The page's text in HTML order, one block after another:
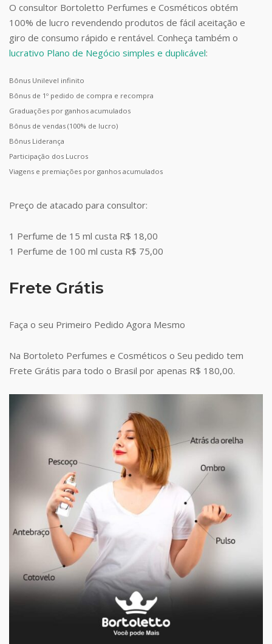
O consultor Bortoletto Perfumes e Cosméticos obtém
100% de lucro revendendo produtos de fácil aceitação e
giro de consumo rápido e rentável. Conheça também o
lucrativo Plano de Negócio simples e duplicável:
Bônus Unilevel infinito
Bônus de 1º pedido de compra e recompra
Graduações por ganhos acumulados
Bônus de vendas (100% de lucro)
Bônus Liderança
Participação dos Lucros
Viagens e premiações por ganhos acumulados
Preço de atacado para consultor:
1 Perfume de 15 ml custa R$ 18,00
1 Perfume de 100 ml custa R$ 75,00
Frete Grátis
Faça o seu Primeiro Pedido Agora Mesmo
Na Bortoleto Perfumes e Cosméticos o Seu pedido tem
Frete Grátis para todo o Brasil por apenas R$ 180,00.